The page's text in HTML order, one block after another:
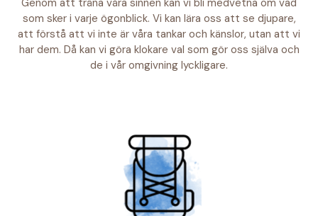
Genom att träna våra sinnen kan vi bli medvetna om vad
som sker i varje ögonblick. Vi kan lära oss att se djupare,
att förstå att vi inte är våra tankar och känslor, utan att vi
har dem. Då kan vi göra klokare val som gör oss själva och
de i vår omgivning lyckligare.